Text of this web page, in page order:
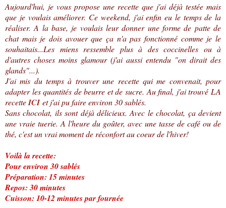
Aujourd'hui, je vous propose une recette que j'ai déjà testée mais
que je voulais améliorer. Ce weekend, j'ai enfin eu le temps de la
réaliser. A la base, je voulais leur donner une forme de patte de
chat mais je dois avouer que ça n'a pas fonctionné comme je le
souhaitais...Les miens ressemble plus à des coccinelles ou à
d'autres choses moins glamour (j'ai aussi entendu "on dirait des
glands"...).
J'ai mis du temps à trouver une recette qui me convenait, pour
adapter les quantités de beurre et de sucre. Au final, j'ai trouvé LA
recetteICIet j'ai pu faire environ 30 sablés.
Sans chocolat, ils sont déjà délicieux. Avec le chocolat, ça devient
une vraie tuerie. A l'heure du goûter, avec une tasse de café ou de
thé, c'est un vrai moment de réconfort au coeur de l'hiver!
Voilà la recette:
Pour environ 30 sablés
Préparation: 15 minutes
Repos: 30 minutes
Cuisson: 10-12 minutes par fournée